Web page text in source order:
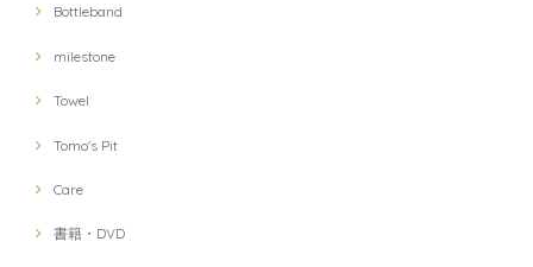
Bottleband
milestone
Towel
Tomo's Pit
Care
書籍・DVD